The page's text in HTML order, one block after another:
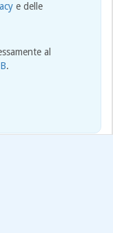
e delle
al
.